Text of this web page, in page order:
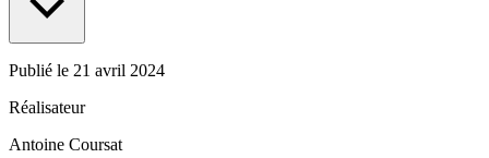
Publié le 21 avril 2024
Réalisateur
Antoine Coursat